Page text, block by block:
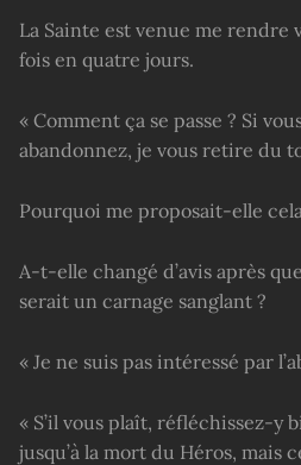
La Sainte est venue me
fois en quatre jours.
« Comment ça se passe ? Si
abandonnez, je vous retire du
Pourquoi me proposait-elle
A-t-elle changé d’avis après
serait un carnage sanglant ?
« Je ne suis pas intéressé par
« S’il vous plaît, réfléchissez-y
jusqu’à la mort du Héros, mais